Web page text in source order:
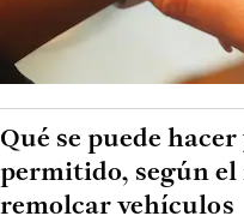
Qué se puede
permitido, según
remolcar vehículos